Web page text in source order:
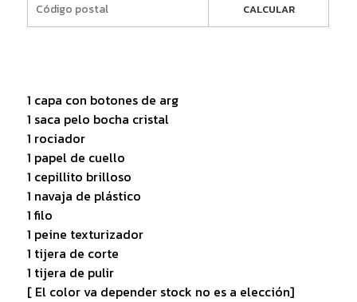
CALCULAR
1 capa con botones de arg
1 saca pelo bocha cristal
1 rociador
1 papel de cuello
1 cepillito brilloso
1 navaja de plástico
1 filo
1 peine texturizador
1 tijera de corte
1 tijera de pulir
[ El color va depender stock no es a elección]